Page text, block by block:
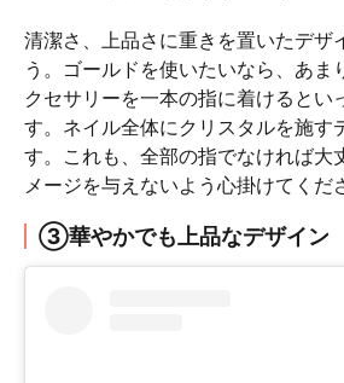
清潔さ、上品さに重きを置いたデザ
う。ゴールドを使いたいなら、あま
クセサリーを一本の指に着けるとい
す。ネイル全体にクリスタルを施す
す。これも、全部の指でなければ大
メージを与えないよう心掛けてくだ
③華やかでも上品なデザイン